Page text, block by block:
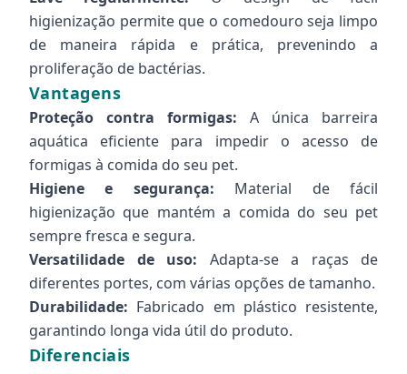
higienização permite que o comedouro seja limpo
de maneira rápida e prática, prevenindo a
proliferação de bactérias.
Vantagens
Proteção contra formigas: A única barreira
aquática eficiente para impedir o acesso de
formigas à comida do seu pet.
Higiene e segurança: Material de fácil
higienização que mantém a comida do seu pet
sempre fresca e segura.
Versatilidade de uso: Adapta-se a raças de
diferentes portes, com várias opções de tamanho.
Durabilidade: Fabricado em plástico resistente,
garantindo longa vida útil do produto.
Diferenciais